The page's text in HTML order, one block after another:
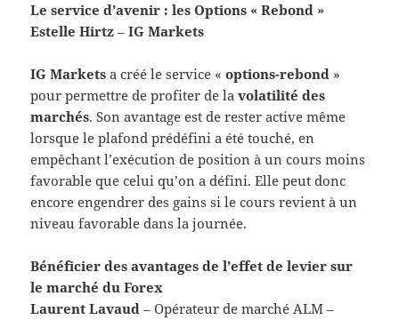
Le service d’avenir : les Options « Rebond »
Estelle Hirtz –IG Markets
IG Markets a créé le service «options-rebond »
pour permettre de profiter de lavolatilité des
marchés. Son avantage est de rester active même
lorsque le plafond prédéfini a été touché, en
empêchant l’exécution de position à un cours moins
favorable que celui qu’on a défini. Elle peut donc
encore engendrer des gains si le cours revient à un
niveau favorable dans la journée.
Bénéficier des avantages de l’effet de levier sur
le marché du Forex
Laurent Lavaud – Opérateur de marché ALM –